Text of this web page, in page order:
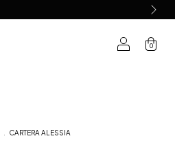
0
CARTERA ALESSIA